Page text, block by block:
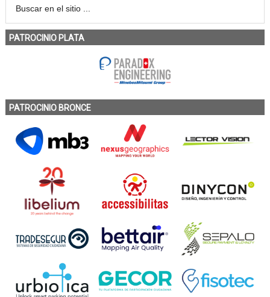
PATROCINIO PLATA
PATROCINIO BRONCE